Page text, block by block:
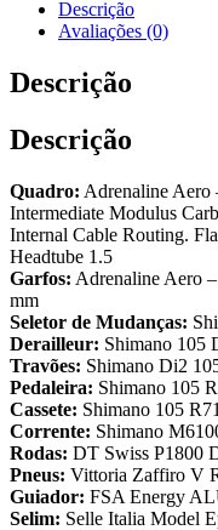
Descrição
Avaliações (0)
Descrição
Descrição
Quadro: Adrenaline Aero
Intermediate Modulus
Internal Cable Routing.
Headtube 1.5
Garfos: Adrenaline Aero
mm
Seletor de Mudanças:
Derailleur: Shimano 105
Travões: Shimano Di2
Pedaleira: Shimano 105
Cassete: Shimano 105
Corrente: Shimano
Rodas: DT Swiss P1800
Pneus: Vittoria Zaffiro V
Guiador: FSA Energy
Selim: Selle Italia Model